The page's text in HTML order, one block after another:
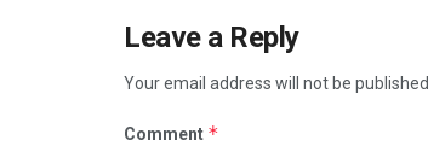
Leave a Reply
Your email address will not be published.
Comment *